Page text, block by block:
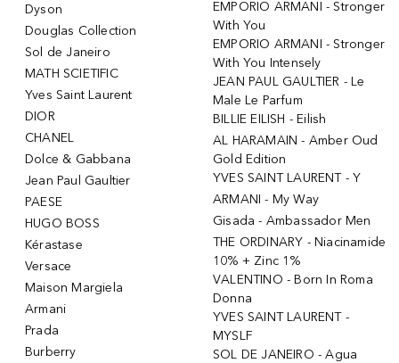
Dyson
Douglas Collection
Sol de Janeiro
MATH SCIETIFIC
Yves Saint Laurent
DIOR
CHANEL
Dolce & Gabbana
Jean Paul Gaultier
PAESE
HUGO BOSS
Kérastase
Versace
Maison Margiela
Armani
Prada
Burberry
EMPORIO ARMANI - Stronger
With You
EMPORIO ARMANI - Stronger
With You Intensely
JEAN PAUL GAULTIER - Le
Male Le Parfum
BILLIE EILISH - Eilish
AL HARAMAIN - Amber Oud
Gold Edition
YVES SAINT LAURENT - Y
ARMANI - My Way
Gisada - Ambassador Men
THE ORDINARY - Niacinamide
10% + Zinc 1%
VALENTINO - Born In Roma
Donna
YVES SAINT LAURENT -
MYSLF
SOL DE JANEIRO - Agua